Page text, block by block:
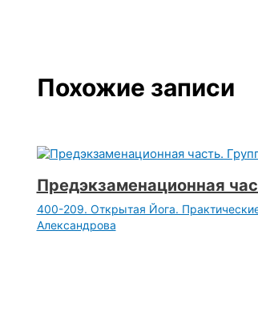
Похожие записи
Предэкзаменационная
400-209. Открытая Йога.
Александрова